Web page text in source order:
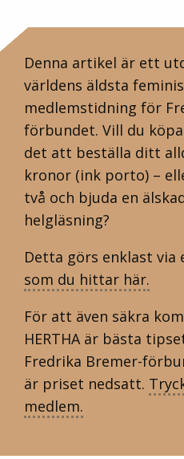
Denna artikel är ett
världens äldsta
medlemstidning för
förbundet. Vill du
det att beställa ditt
kronor (ink porto) –
två och bjuda en
helgläsning?
Detta görs enklast via
som du hittar här.
För att även säkra
HERTHA är bästa
Fredrika Bremer-
är priset nedsatt.
medlem.